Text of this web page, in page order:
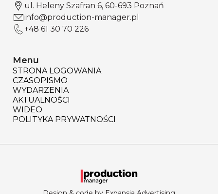
ul. Heleny Szafran 6, 60-693 Poznań
info@production-manager.pl
+48 61 30 70 226
Menu
STRONA LOGOWANIA
CZASOPISMO
WYDARZENIA
AKTUALNOŚCI
WIDEO
POLITYKA PRYWATNOŚCI